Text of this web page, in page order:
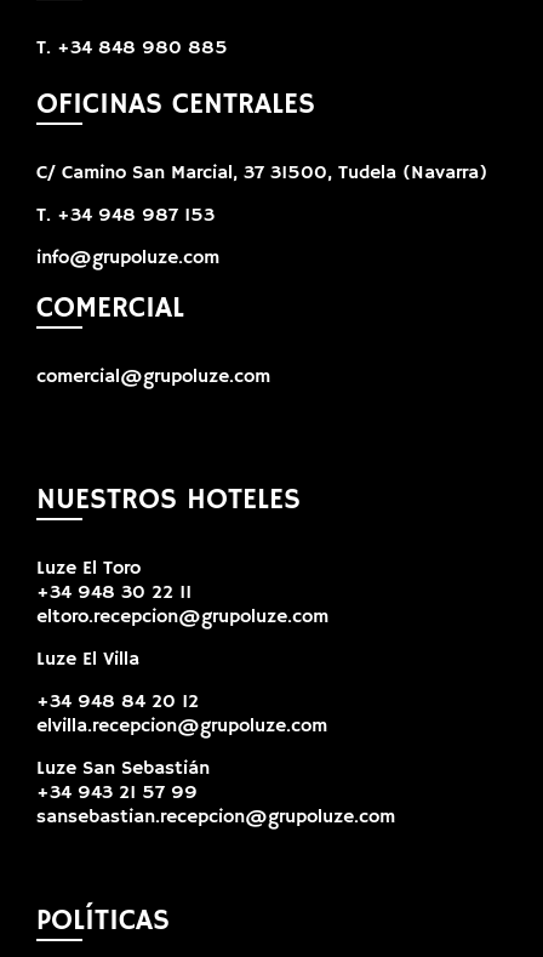
T. +34 848 980 885
OFICINAS CENTRALES
C/ Camino San Marcial, 37 31500, Tudela (Navarra)
T. +34 948 987 153
info@grupoluze.com
COMERCIAL
comercial@grupoluze.com
NUESTROS HOTELES
Luze El Toro
+34 948 30 22 11
eltoro.recepcion@grupoluze.com
Luze El Villa
+34 948 84 20 12
elvilla.recepcion@grupoluze.com
Luze San Sebastián
+34 943 21 57 99
sansebastian.recepcion@grupoluze.com
POLÍTICAS